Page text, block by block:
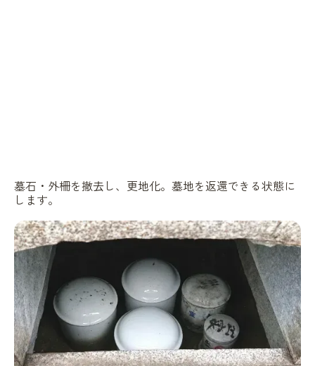
墓石・外柵を撤去し、更地化。墓地を返還できる状態に
します。